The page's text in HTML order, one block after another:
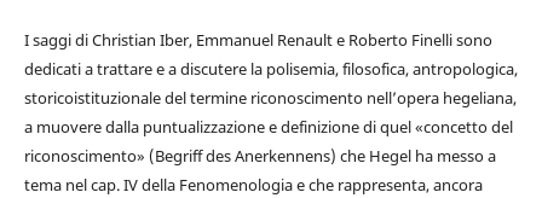
I saggi di Christian Iber, Emmanuel Renault e Roberto Finelli sono
dedicati a trattare e a discutere la polisemia, filosofica, antropologica,
storicoistituzionale del termine riconoscimento nell’opera hegeliana,
a muovere dalla puntualizzazione e definizione di quel «concetto del
riconoscimento» (Begriff des Anerkennens) che Hegel ha messo a
tema nel cap. IV della Fenomenologia e che rappresenta, ancora